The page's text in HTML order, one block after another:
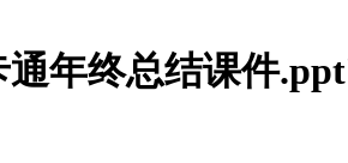
年终总结课件.ppt